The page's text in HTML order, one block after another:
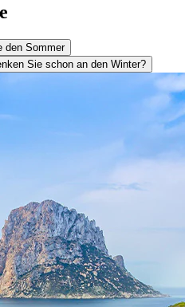
den Sommer
Sie schon an den Winter?